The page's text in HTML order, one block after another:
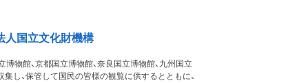
人国立文化財機構
博物館、京都国立博物館、奈良国立博物館、九州国立
し、保管して国民の皆様の観覧に供するとともに、